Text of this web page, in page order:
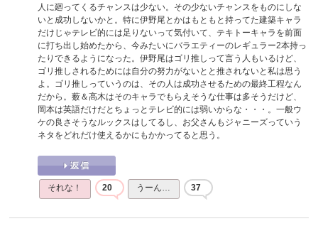
人に廻ってくるチャンスは少ない。その少ないチャンスをものにしな
いと成功しないかと。特に伊野尾とかはもともと持ってた建築キャラ
だけじゃテレビ的には足りないって気付いて、テキトーキャラを前面
に打ち出し始めたから、今みたいにバラエティーのレギュラー2本持っ
たりできるようになった。伊野尾はゴリ推しって言う人もいるけど、
ゴリ推しされるためには自分の努力がないとと推されないと私は思う
よ。ゴリ推しっていうのは、その人は成功させるための最終工程なん
だから。薮＆高木はそのキャラでもらえそうな仕事は多そうだけど、
岡本は英語だけだとちょっとテレビ的には弱いからな・・・。一般ウ
ケの良さそうなルックスはしてるし、お父さんもジャニーズっていう
ネタをどれだけ使えるかにもかかってると思う。
それな！ 20 うーん… 37